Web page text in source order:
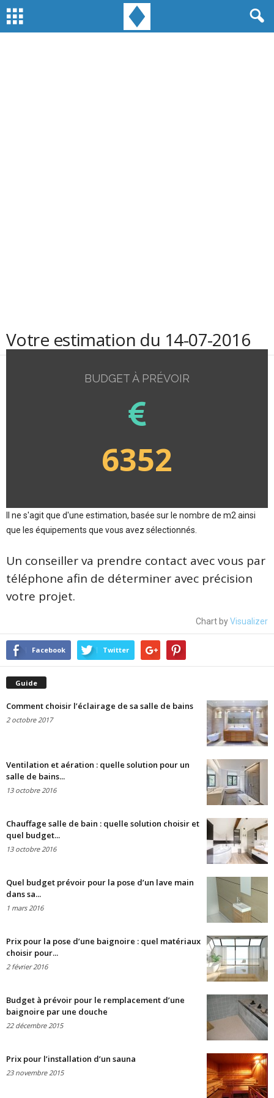
Votre estimation du 14-07-2016
BUDGET À PRÉVOIR
6352
Il ne s'agit que d'une estimation, basée sur le nombre de m2 ainsi
que les équipements que vous avez sélectionnés.
Un conseiller va prendre contact avec vous par
téléphone afin de déterminer avec précision
votre projet.
Chart byVisualizer
Facebook Twitter
Guide
Comment choisir l’éclairage de sa salle de bains
2 octobre 2017
Ventilation et aération : quelle solution pour un
salle de bains...
13 octobre 2016
Chauffage salle de bain : quelle solution choisir et
quel budget...
13 octobre 2016
Quel budget prévoir pour la pose d’un lave main
dans sa...
1 mars 2016
Prix pour la pose d’une baignoire : quel matériaux
choisir pour...
2 février 2016
Budget à prévoir pour le remplacement d’une
baignoire par une douche
22 décembre 2015
Prix pour l’installation d’un sauna
23 novembre 2015